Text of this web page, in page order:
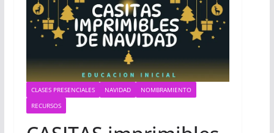
CLASES PRESENCIALES NAVIDAD
NOMBRAMIENTO
RECURSOS